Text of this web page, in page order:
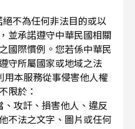
不為任何非法目的或以
並承諾遵守中華民國相關
國際慣例。您若係中華民
守所屬國家或地域之法
本服務從事侵害他人權
限於：
、攻訐、損害他人、違反
不法之文字、圖片或任何